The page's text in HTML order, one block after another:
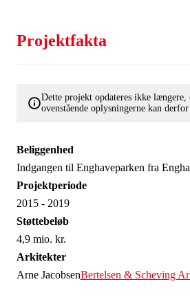
Projektfakta
Dette projekt opdateres ikke længere,
ovenstående oplysningerne kan
Beliggenhed
Indgangen til Enghaveparken fra
Projektperiode
2015 - 2019
Støttebeløb
4,9 mio. kr.
Arkitekter
Arne JacobsenBertelsen & Scheving